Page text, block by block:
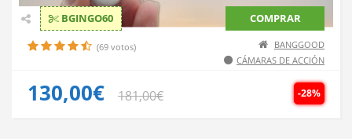
BGINGO60 COMPRAR
(69 votos)
BANGGOOD
CÁMARAS DE ACCIÓN
-28%
130,00€ 181,00€